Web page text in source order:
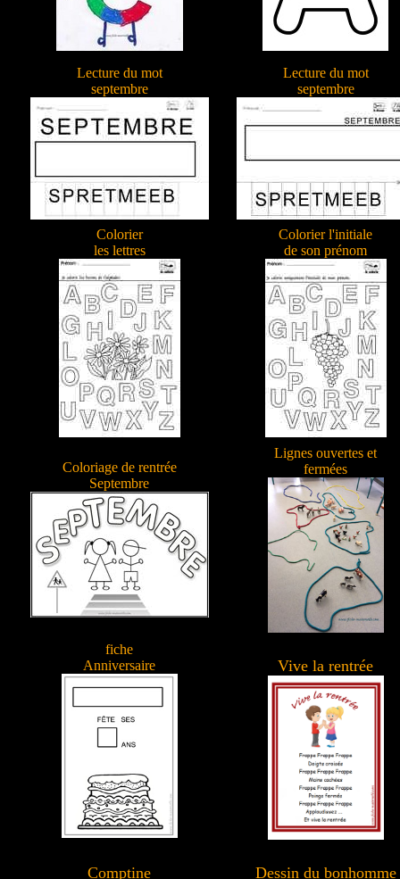
Lecture du mot
septembre
Lecture du mot
septembre
Colorier
les lettres
Colorier l'initiale
de son prénom
Coloriage de rentrée
Septembre
Lignes ouvertes et
fermées
fiche
Anniversaire
Vive la rentrée
Comptine Dessin du bonhomme